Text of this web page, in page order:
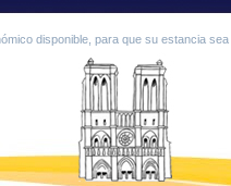
disponible, para que su estancia sea